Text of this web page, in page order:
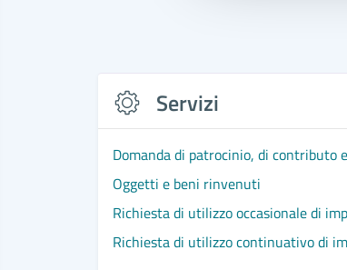
Servizi
Domanda di patrocinio, di contributo
Oggetti e beni rinvenuti
Richiesta di utilizzo occasionale di
Richiesta di utilizzo continuativo di